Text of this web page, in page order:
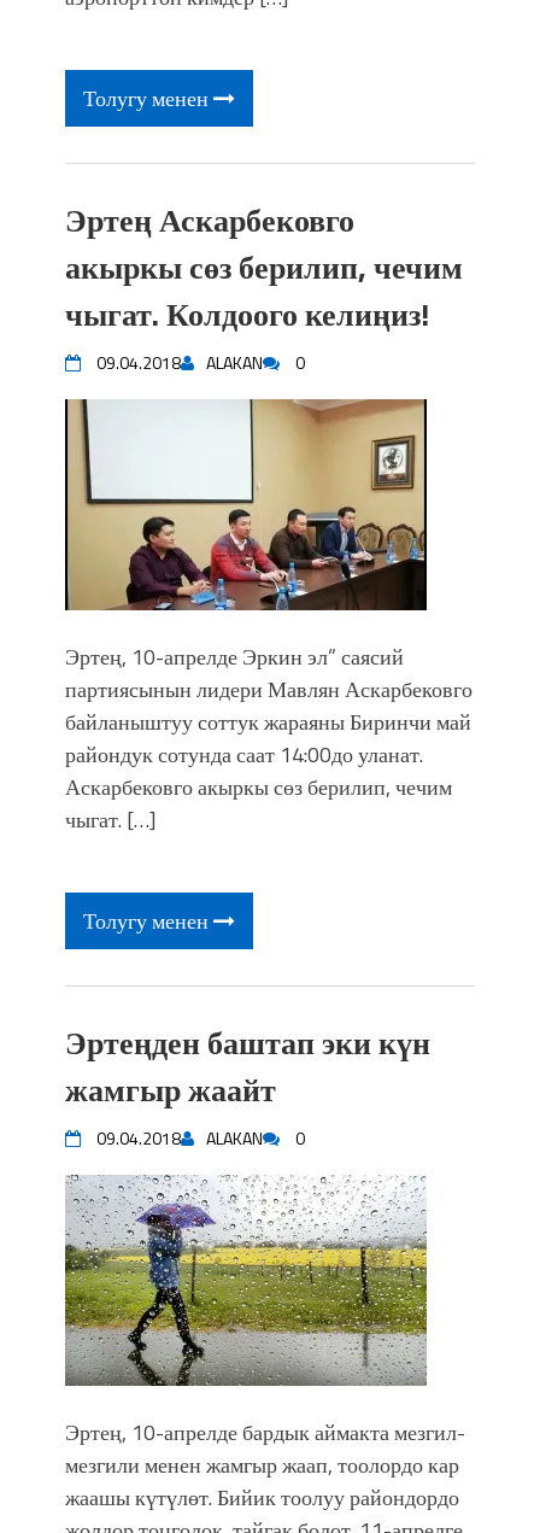
Толугу менен
Эртең Аскарбековго
акыркы сөз берилип, чечим
чыгат. Колдоого келиңиз!
09.04.2018 ALAKAN 0
Эртең, 10-апрелде Эркин эл” саясий
партиясынын лидери Мавлян Аскарбековго
байланыштуу соттук жараяны Биринчи май
райондук сотунда саат 14:00до уланат.
Аскарбековго акыркы сөз берилип, чечим
чыгат. […]
Толугу менен
Эртеңден баштап эки күн
жамгыр жаайт
09.04.2018 ALAKAN 0
Эртең, 10-апрелде бардык аймакта мезгил-
мезгили менен жамгыр жаап, тоолордо кар
жаашы күтүлөт. Бийик тоолуу райондордо